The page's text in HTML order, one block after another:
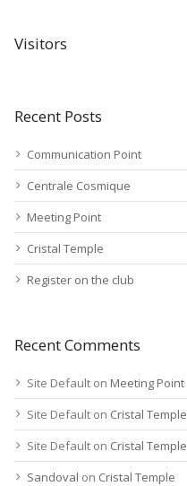
Visitors
Recent Posts
Communication Point
Centrale Cosmique
Meeting Point
Cristal Temple
Register on the club
Recent Comments
Site Default on Meeting Point
Site Default on Cristal Temple
Site Default on Cristal Temple
Sandoval on Cristal Temple